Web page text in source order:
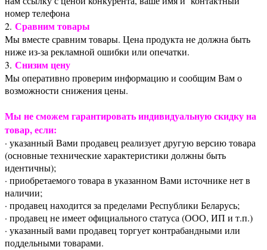
номер телефона
2. Сравним товары
Мы вместе сравним товары. Цена продукта не должна быть
ниже из-за рекламной ошибки или опечатки.
3. Снизим цену
Мы оперативно проверим информацию и сообщим Вам о
возможности снижения цены.
Мы не сможем гарантировать индивидуальную скидку на
товар, если:
· указанный Вами продавец реализует другую версию товара
(основные технические характеристики должны быть
идентичны);
· приобретаемого товара в указанном Вами источнике нет в
наличии;
· продавец находится за пределами Республики Беларусь;
· продавец не имеет официального статуса (ООО, ИП и т.п.)
· указанный вами продавец торгует контрабандными или
поддельными товарами.